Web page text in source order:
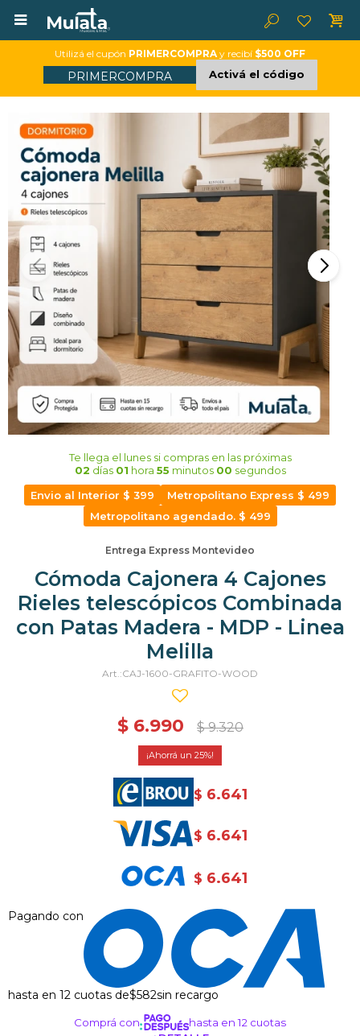

Utilizá el cupón PRIMERCOMPRA y recibí $500 OFF
PRIMERCOMPRA Activá el código
Te llega el lunessi compras en las próximas
02 días 01 hora 54 minutos59 segundos
Envio al Interior $ 399
Metropolitano Express $ 499
Metropolitano agendado. $ 499
Entrega Express Montevideo
Cómoda Cajonera 4 Cajones
Rieles telescópicos Combinada
con Patas Madera - MDP - Linea
Melilla
CAJ-1600-GRAFITO-WOOD
$ 6.990 $ 9.320
25
$ 6.641
$ 6.641
$ 6.641
Pagando con
hasta en 12 cuotas de$582sin recargo
Comprá con
hasta en 12 cuotas